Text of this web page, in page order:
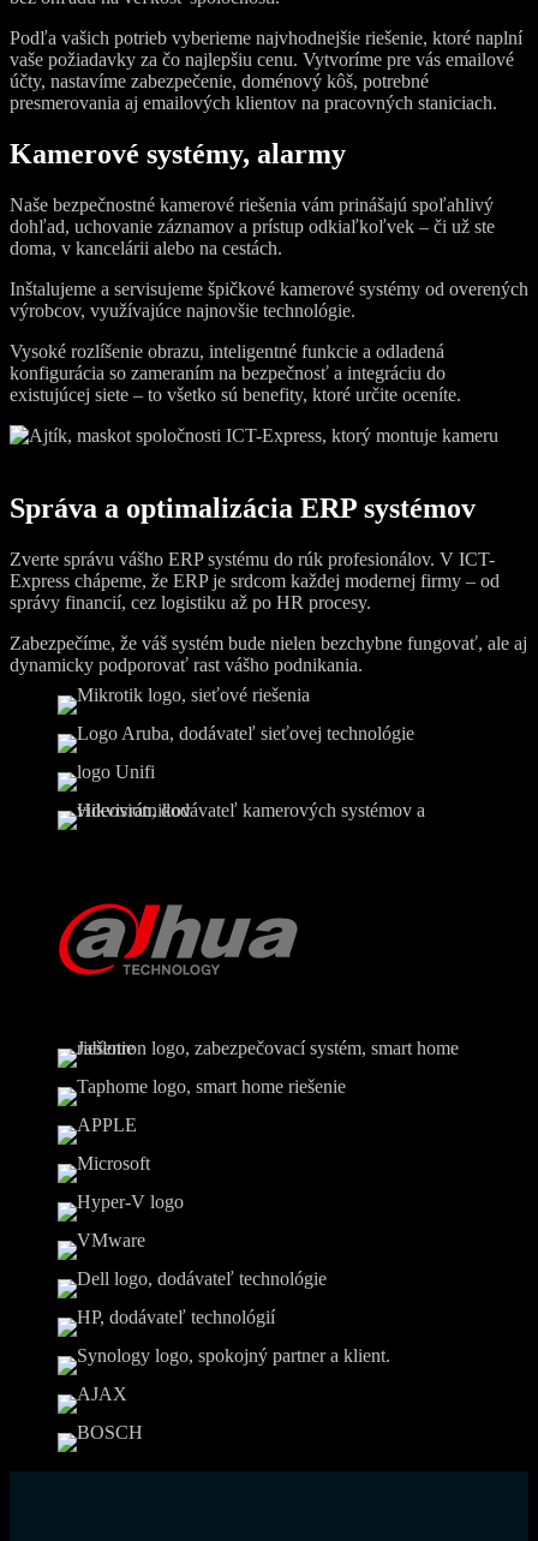
Podľa vašich potrieb vyberieme najvhodnejšie riešenie, ktoré naplní
vaše požiadavky za čo najlepšiu cenu. Vytvoríme pre vás emailové
účty, nastavíme zabezpečenie, doménový kôš, potrebné
presmerovania aj emailových klientov na pracovných staniciach.
Kamerové systémy, alarmy
Naše bezpečnostné kamerové riešenia vám prinášajú spoľahlivý
dohľad, uchovanie záznamov a prístup odkiaľkoľvek – či už ste
doma, v kancelárii alebo na cestách.
Inštalujeme a servisujeme špičkové kamerové systémy od overených
výrobcov, využívajúce najnovšie technológie.
Vysoké rozlíšenie obrazu, inteligentné funkcie a odladená
konfigurácia so zameraním na bezpečnosť a integráciu do
existujúcej siete – to všetko sú benefity, ktoré určite oceníte.
Správa a optimalizácia ERP systémov
Zverte správu vášho ERP systému do rúk profesionálov. V ICT-
Express chápeme, že ERP je srdcom každej modernej firmy – od
správy financií, cez logistiku až po HR procesy.
Zabezpečíme, že váš systém bude nielen bezchybne fungovať, ale aj
dynamicky podporovať rast vášho podnikania.